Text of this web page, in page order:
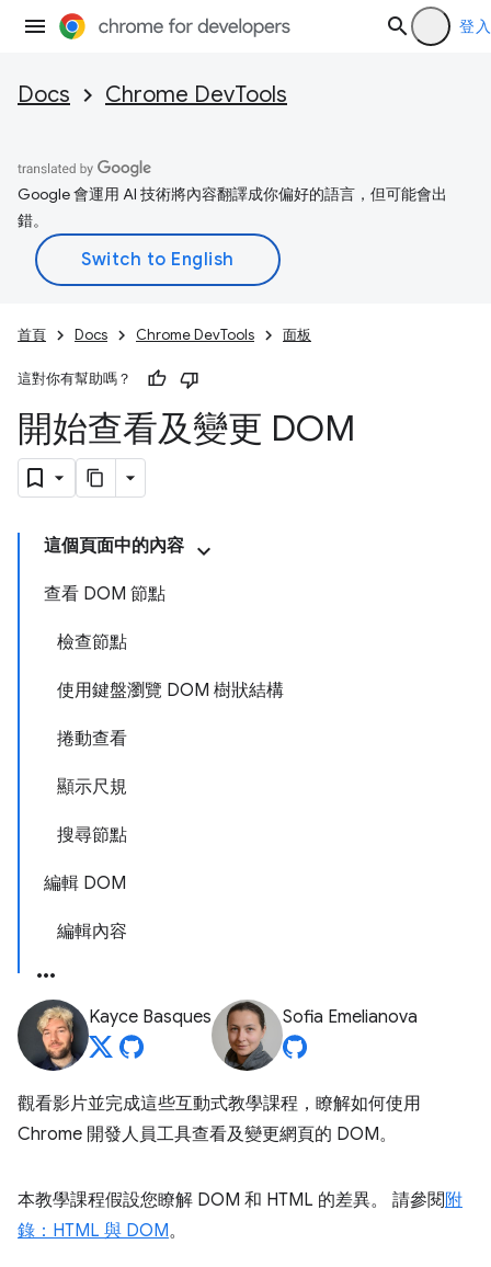
登入
Docs Chrome DevTools
Google 會運用 AI 技術將內容翻譯成你偏好的語言，但可能會出
錯。
首頁 Docs Chrome DevTools 面板
這對你有幫助嗎？
開始查看及變更 DOM
這個頁面中的內容
查看 DOM 節點
檢查節點
使用鍵盤瀏覽 DOM 樹狀結構
捲動查看
顯示尺規
搜尋節點
編輯 DOM
編輯內容
Kayce Basques Sofia Emelianova
觀看影片並完成這些互動式教學課程，瞭解如何使用
Chrome 開發人員工具查看及變更網頁的 DOM。
本教學課程假設您瞭解 DOM 和 HTML 的差異。 請參閱 附
錄：HTML 與 DOM。